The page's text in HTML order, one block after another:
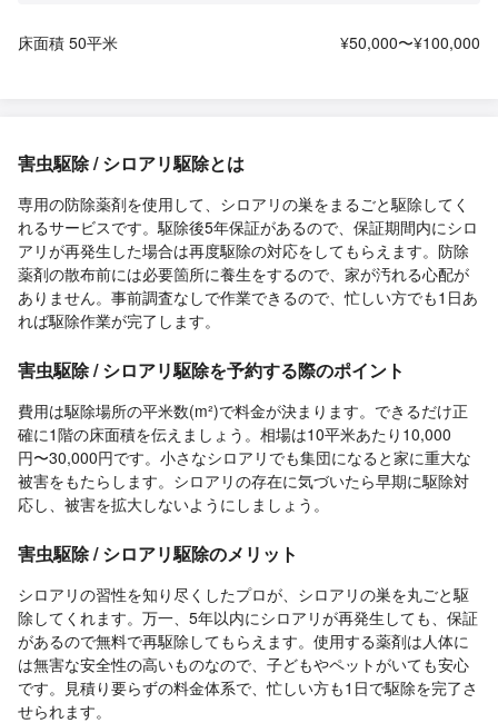
床面積 50平米 ¥50,000〜¥100,000
害虫駆除 / シロアリ駆除とは
専用の防除薬剤を使用して、シロアリの巣をまるごと駆除してく
れるサービスです。駆除後5年保証があるので、保証期間内にシロ
アリが再発生した場合は再度駆除の対応をしてもらえます。防除
薬剤の散布前には必要箇所に養生をするので、家が汚れる心配が
ありません。事前調査なしで作業できるので、忙しい方でも1日あ
れば駆除作業が完了します。
害虫駆除 / シロアリ駆除を予約する際のポイント
費用は駆除場所の平米数(m²)で料金が決まります。できるだけ正
確に1階の床面積を伝えましょう。相場は10平米あたり10,000
円〜30,000円です。小さなシロアリでも集団になると家に重大な
被害をもたらします。シロアリの存在に気づいたら早期に駆除対
応し、被害を拡大しないようにしましょう。
害虫駆除 / シロアリ駆除のメリット
シロアリの習性を知り尽くしたプロが、シロアリの巣を丸ごと駆
除してくれます。万一、5年以内にシロアリが再発生しても、保証
があるので無料で再駆除してもらえます。使用する薬剤は人体に
は無害な安全性の高いものなので、子どもやペットがいても安心
です。見積り要らずの料金体系で、忙しい方も1日で駆除を完了さ
せられます。